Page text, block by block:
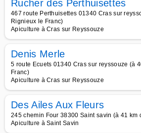
Rucher des Perthuisettes
467 route Perthuisettes 01340 Cras sur
Rignieux le Franc)
Apiculture à Cras sur Reyssouze
Denis Merle
5 route Ecuets 01340 Cras sur reyssouze (à
Franc)
Apiculture à Cras sur Reyssouze
Des Ailes Aux Fleurs
245 chemin Four 38300 Saint savin (à 41 km
Apiculture à Saint Savin